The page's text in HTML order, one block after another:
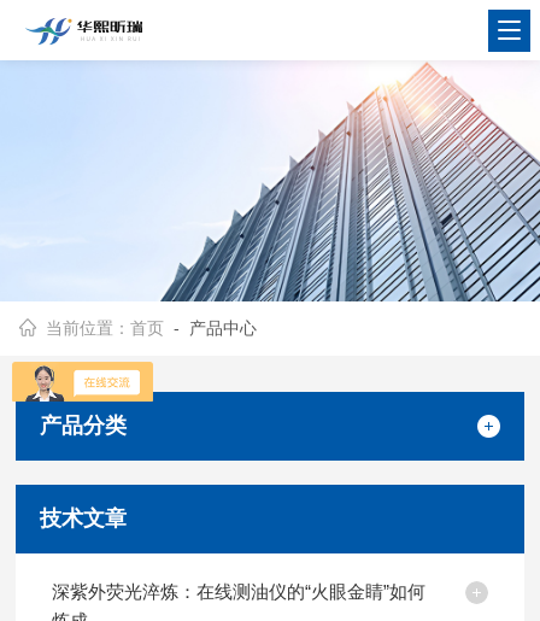
当前位置：首页 - 产品中心
产品分类
技术文章
深紫外荧光淬炼：在线测油仪的“火眼金睛”如何